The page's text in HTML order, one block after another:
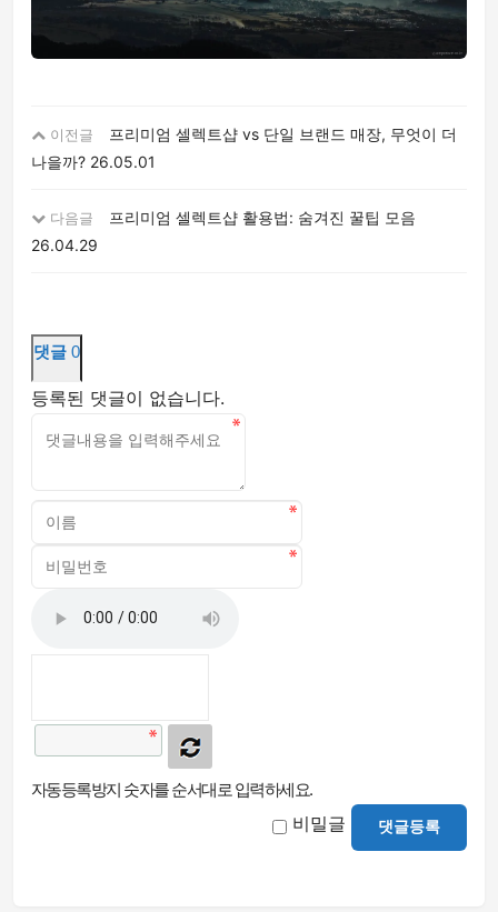
이전글
프리미엄 셀렉트샵 vs 단일 브랜드 매장, 무엇이 더
나을까? 26.05.01
다음글
프리미엄 셀렉트샵 활용법: 숨겨진 꿀팁 모음
26.04.29
댓글 0
등록된 댓글이 없습니다.
자동등록방지 숫자를 순서대로 입력하세요.
비밀글 댓글등록